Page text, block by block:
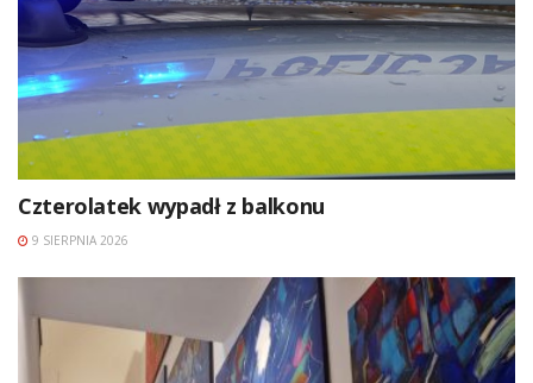
Czterolatek wypadł z balkonu
9 SIERPNIA 2026